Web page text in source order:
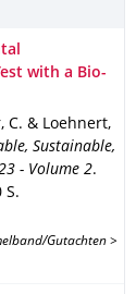
with a Bio-
C. & Loehnert,
Sustainable,
- Volume 2.
S.
Gutachten >